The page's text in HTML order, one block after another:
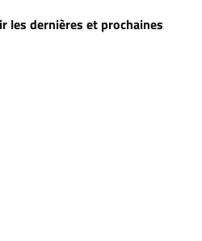
les dernières et prochaines